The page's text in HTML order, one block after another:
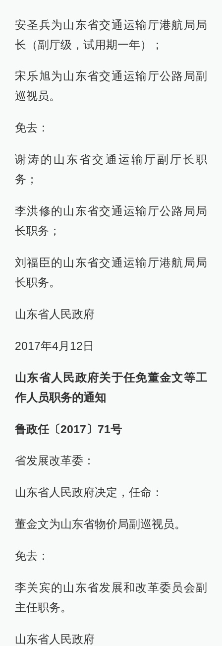
安圣兵为山东省交通运输厅港航局局
长（副厅级，试用期一年）；
宋乐旭为山东省交通运输厅公路局副
巡视员。
免去：
谢涛的山东省交通运输厅副厅长职
务；
李洪修的山东省交通运输厅公路局局
长职务；
刘福臣的山东省交通运输厅港航局局
长职务。
山东省人民政府
2017年4月12日
山东省人民政府关于任免董金文等工
作人员职务的通知
鲁政任〔2017〕71号
省发展改革委：
山东省人民政府决定，任命：
董金文为山东省物价局副巡视员。
免去：
李关宾的山东省发展和改革委员会副
主任职务。
山东省人民政府